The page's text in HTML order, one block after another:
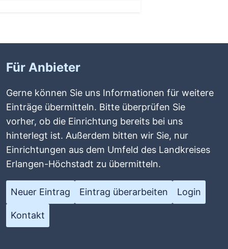
Für Anbieter
Gerne können Sie uns Informationen für weitere
Einträge übermitteln. Bitte überprüfen Sie
vorher, ob die Einrichtung bereits bei uns
hinterlegt ist. Außerdem bitten wir Sie, nur
Einrichtungen aus dem Umfeld des Landkreises
Erlangen-Höchstadt zu übermitteln.
Neuer Eintrag Eintrag überarbeiten Login
Kontakt